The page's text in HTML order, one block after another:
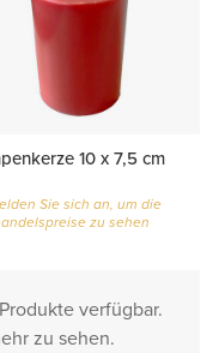
10 x 7,5 cm
Sie sich an, um die
zu sehen
verfügbar.
zu sehen.